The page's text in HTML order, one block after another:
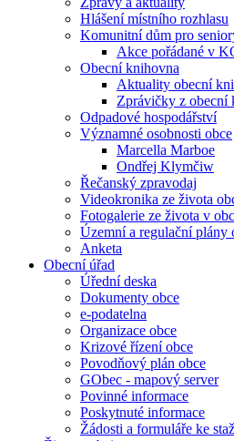
Hlášení místního rozhlasu
Komunitní dům pro
Akce pořádané v
Obecní knihovna
Aktuality obecní
Zprávičky z obecní
Odpadové hospodářství
Významné osobnosti obce
Marcella Marboe
Ondřej Klymčiw
Řečanský zpravodaj
Videokronika ze života
Fotogalerie ze života v
Územní a regulační plány
Anketa
Obecní úřad
Úřední deska
Dokumenty obce
e-podatelna
Organizace obce
Krizové řízení obce
Povodňový plán obce
GObec - mapový server
Povinné informace
Poskytnuté informace
Žádosti a formuláře ke